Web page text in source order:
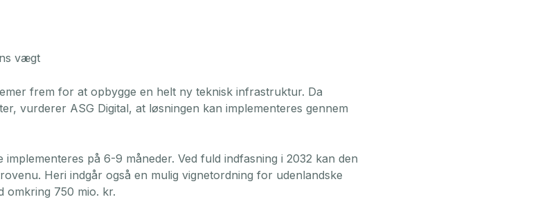
vægt
frem for at opbygge en helt ny teknisk infrastruktur. Da
vurderer ASG Digital, at løsningen kan implementeres gennem
på 6-9 måneder. Ved fuld indfasning i 2032 kan den
Heri indgår også en mulig vignetordning for udenlandske
omkring 750 mio. kr.